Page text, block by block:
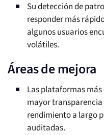
Su detección de
responder más
algunos usuarios
volátiles.
Áreas de mejora
Las plataformas
mayor
rendimiento a largo
auditadas.